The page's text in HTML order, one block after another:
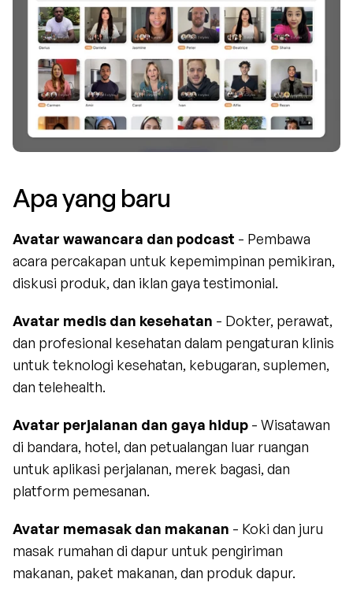
Apa yang baru
Avatar wawancara dan podcast - Pembawa
acara percakapan untuk kepemimpinan pemikiran,
diskusi produk, dan iklan gaya testimonial.
Avatar medis dan kesehatan - Dokter, perawat,
dan profesional kesehatan dalam pengaturan klinis
untuk teknologi kesehatan, kebugaran, suplemen,
dan telehealth.
Avatar perjalanan dan gaya hidup - Wisatawan
di bandara, hotel, dan petualangan luar ruangan
untuk aplikasi perjalanan, merek bagasi, dan
platform pemesanan.
Avatar memasak dan makanan - Koki dan juru
masak rumahan di dapur untuk pengiriman
makanan, paket makanan, dan produk dapur.